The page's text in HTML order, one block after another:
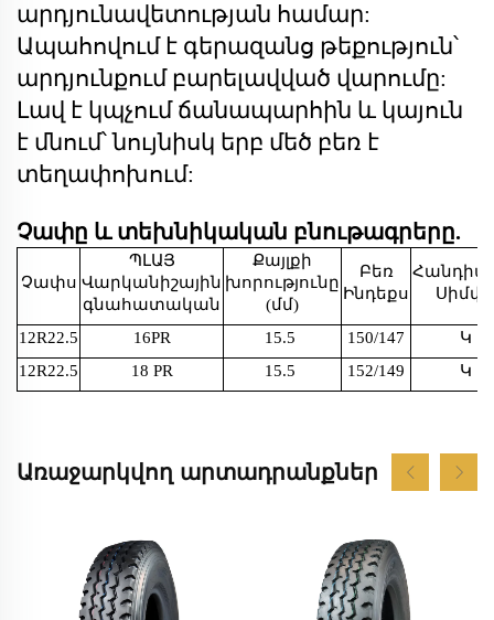
արդյունավետության համար:
Ապահովում է գերազանց թեքություն՝
արդյունքում բարելավված վարումը:
Լավ է կպչում ճանապարհին և կայուն
է մնում՝ նույնիսկ երբ մեծ բեռ է
տեղափոխում:
Չափը և տեխնիկական բնութագրերը.
Չափս
ՊԼԱՅ
Վարկանիշային
գնահատական
Քայլքի
խորությունը
(մմ)
Բեռ
Ինդեքս
12R22.5 16PR 15.5 150/147
Կ
12R22.5
18 PR 15.5 152/149 Կ
Առաջարկվող արտադրանքներ